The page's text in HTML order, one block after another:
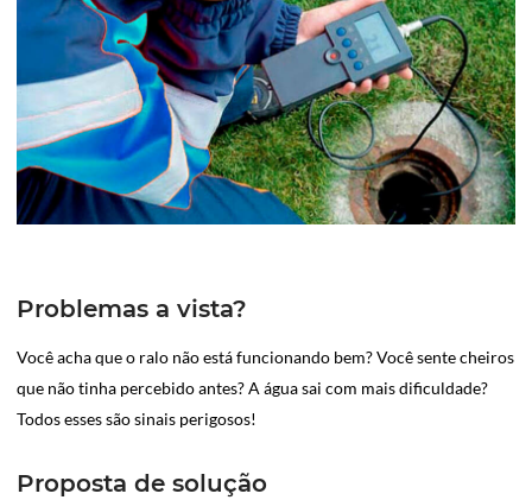
Problemas a vista?
Você acha que o ralo não está funcionando bem? Você sente cheiros
que não tinha percebido antes? A água sai com mais dificuldade?
Todos esses são sinais perigosos!
Proposta de solução